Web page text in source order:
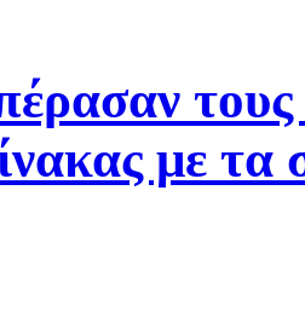
τους
με τα